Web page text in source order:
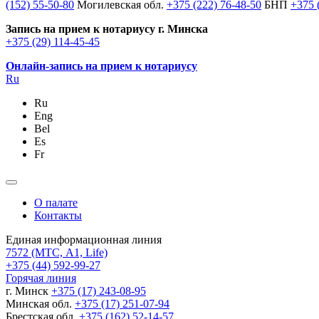
(152) 55-50-80 Могилевская обл. +375 (222) 76-48-50 БНП +375
Запись на прием к нотариусу г. Минска
+375 (29) 114-45-45
Онлайн-запись на прием к нотариусу
Ru
Ru
Eng
Bel
Es
Fr
О палате
Контакты
Единая информационная линия
7572 (МТС, A1, Life)
+375 (44) 592-99-27
Горячая линия
г. Минск +375 (17) 243-08-95
Минская обл. +375 (17) 251-07-94
Брестская обл. +375 (162) 52-14-57